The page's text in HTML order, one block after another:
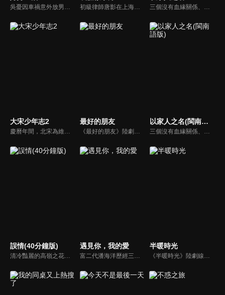
初級律師唐影在上海紅圈律所工作，意外結識了合作方許子詮。雖然二人暗生情愫，卻始終沒有勇氣直面真實的情感。許子詮面對富豪馬其遠對唐影的追求，終於確定自己早已喜歡上了唐影。與此同時，唐影正面臨著同事的排擠和父母突襲來滬的雙重壓力。
大宋少年志2
慶曆年間，北宋為維護和平與安定，借秘閣之名培訓少年暗探。經過嚴密的選拔，聰慧的元仲辛、美貌機敏的趙簡、從不殺生的小景、絕不説謊的王寬、不愛交流的薛映、性格開朗的韋原，六位少年組成了秘閣第七齋。在經歷了一次次生死相交的任務後，懵懂的少年們逐漸成長，他們用熱血和忠誠，為守護大宋獻身。
最好的朋友
《最好的朋友》陸劇線上看。劇情描述大一新生邵年（徐新馳）因誤會與林肖（陳沐）結識。憂鬱男孩武鳴昊（王一鈞）擊中了謝婷楓（王悅伊）的少女心，看似善解人意的他，似乎對誰都帶有禮貌的疏離感。在一場場鬧劇中，這些同學逐漸成為惺惺相惜的朋友，開始了一段溫暖又美好的大學生活。
以家人之名(閩南語版)
三個沒有血緣關係、在原生家庭遭遇過不同傷痛的孩子，機緣巧合下成為了兄妹。大哥凌霄（宋威龍）、二哥賀子秋（張新成）、妹妹李尖尖（譚松韻）在兩個爸爸的撫養下相互扶持成長…
誤情(40分鐘版)
清冷豔麗的高嶺之花江時淺在遭受霸淩、暴力等一系列事件後，華麗蛻變逆襲歸來，用一場精心策劃強勢開啟自己的復仇之路，最終收穫內心救贖與愛情的故事。
遇見你，我的愛
富二代潘海洋歷經三次失敗婚姻，認為金錢阻礙愛情。唯第一任妻子陸雪怡真心待他。好友伊軒勸他隱藏身份。他在酒吧對芭蕾舞演員韓夢瑤一見鍾情。便化身業務經理與她相戀。熱戀中潘海洋決定娶韓夢瑤，卻在婚前發現韓夢瑤三年前曾是自己公司員工，進而揭開伊軒與韓夢瑤為還債設局圖謀他財產的陰謀...
半暖時光
《半暖時光》陸劇線上看。陽光帥氣的沈侯（楊旭文）和品學兼優的顏曉晨（許齡月）一見鍾情，卻又因捲入一件過去的秘密被揭露而難以相守。在顏曉晨最脆弱的時候，程致遠（付辛博）的出現讓顏曉晨感到温暖，然而沈侯再次回來之時，卻帶來更大的秘密…